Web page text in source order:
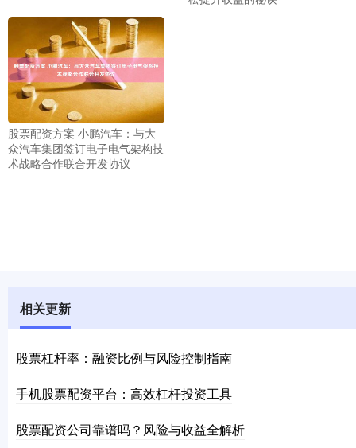
股票配资方案 小鹏汽车：与大
众汽车集团签订电子电气架构技
术战略合作联合开发协议
相关更新
股票杠杆率：融资比例与风险控制指南
手机股票配资平台：高效杠杆投资工具
股票配资公司靠谱吗？风险与收益全解析